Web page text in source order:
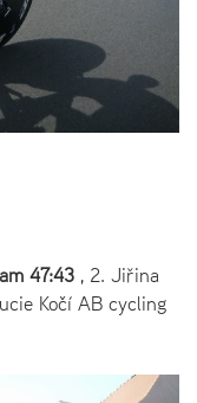
47:43 , 2. Jiřina
Kočí AB cycling